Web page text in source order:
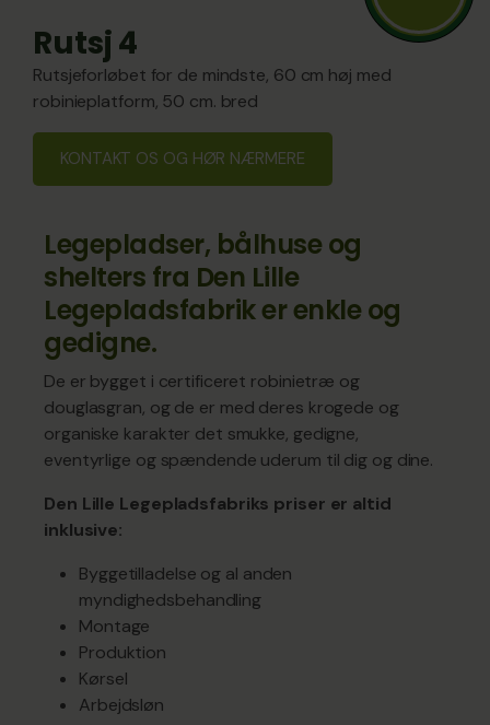
Rutsj 4
Rutsjeforløbet for de mindste, 60 cm høj med
robinieplatform, 50 cm. bred
KONTAKT OS OG HØR NÆRMERE
Legepladser, bålhuse og
shelters fra Den Lille
Legepladsfabrik er enkle og
gedigne.
De er bygget i certificeret robinietræ og
douglasgran, og de er med deres krogede og
organiske karakter det smukke, gedigne,
eventyrlige og spændende uderum til dig og dine.
Den Lille Legepladsfabriks priser er altid
inklusive:
Byggetilladelse og al anden
myndighedsbehandling
Montage
Produktion
Kørsel
Arbejdsløn